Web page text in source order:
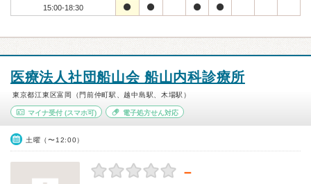
15:00-18:30
医療法人社団船山会 船山内科診療所
東京都江東区富岡（門前仲町駅、越中島駅、木場駅）
マイナ受付 (スマホ可) 電子処方せん対応
土曜（〜12:00）
－